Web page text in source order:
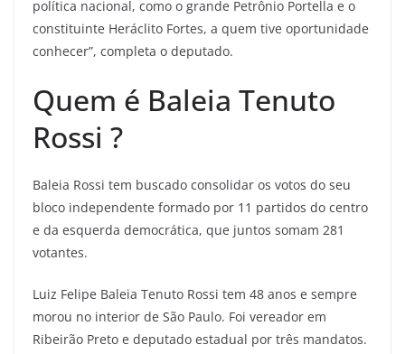
política nacional, como o grande Petrônio Portella e o
constituinte Heráclito Fortes, a quem tive oportunidade
conhecer”, completa o deputado.
Quem é Baleia Tenuto
Rossi ?
Baleia Rossi tem buscado consolidar os votos do seu
bloco independente formado por 11 partidos do centro
e da esquerda democrática, que juntos somam 281
votantes.
Luiz Felipe Baleia Tenuto Rossi tem 48 anos e sempre
morou no interior de São Paulo. Foi vereador em
Ribeirão Preto e deputado estadual por três mandatos.